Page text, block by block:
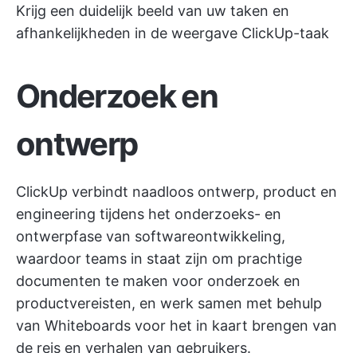
Krijg een duidelijk beeld van uw taken en
afhankelijkheden in de weergave ClickUp-taak
Onderzoek en
ontwerp
ClickUp verbindt naadloos ontwerp, product en
engineering tijdens het onderzoeks- en
ontwerpfase van softwareontwikkeling,
waardoor teams in staat zijn om prachtige
documenten te maken voor onderzoek en
productvereisten, en werk samen met behulp
van Whiteboards voor het in kaart brengen van
de reis en verhalen van gebruikers.